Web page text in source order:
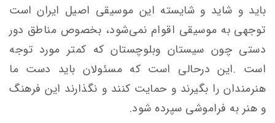
باید و شاید و شایسته این موسیقی اصیل ایران است
توجهی به موسیقی اقوام نمی‌شود، بخصوص مناطق دور
دستی چون سیستان‌ و‌بلوچستان که کمتر مورد توجه
است .این درحالی است که مسئولان باید دست ما
هنرمندان را بگیرند و حمایت کنند و نگذارند این فرهنگ
و هنر به فراموشی سپرده شود.